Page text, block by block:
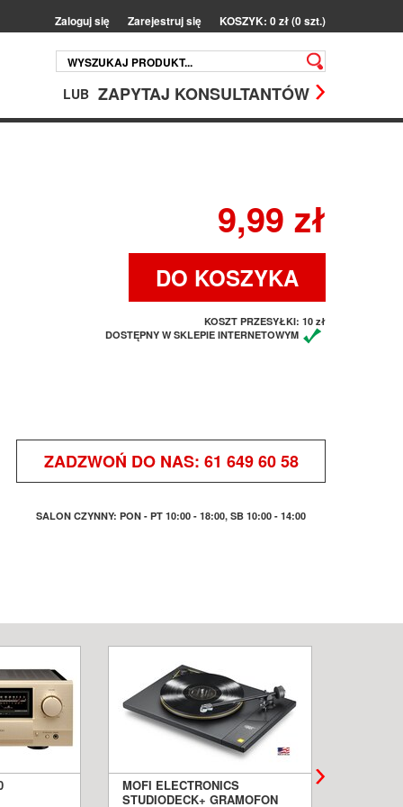
Zaloguj się Zarejestruj się KOSZYK: 0 zł (0 szt.)
LUB ZAPYTAJ KONSULTANTÓW
9,99 zł
DO KOSZYKA
KOSZT PRZESYŁKI: 10 zł
DOSTĘPNY W SKLEPIE INTERNETOWYM
ZADZWOŃ DO NAS: 61 649 60 58
SALON CZYNNY: PON - PT 10:00 - 18:00, SB 10:00 - 14:00
MOFI ELECTRONICS
STUDIODECK+ GRAMOFON